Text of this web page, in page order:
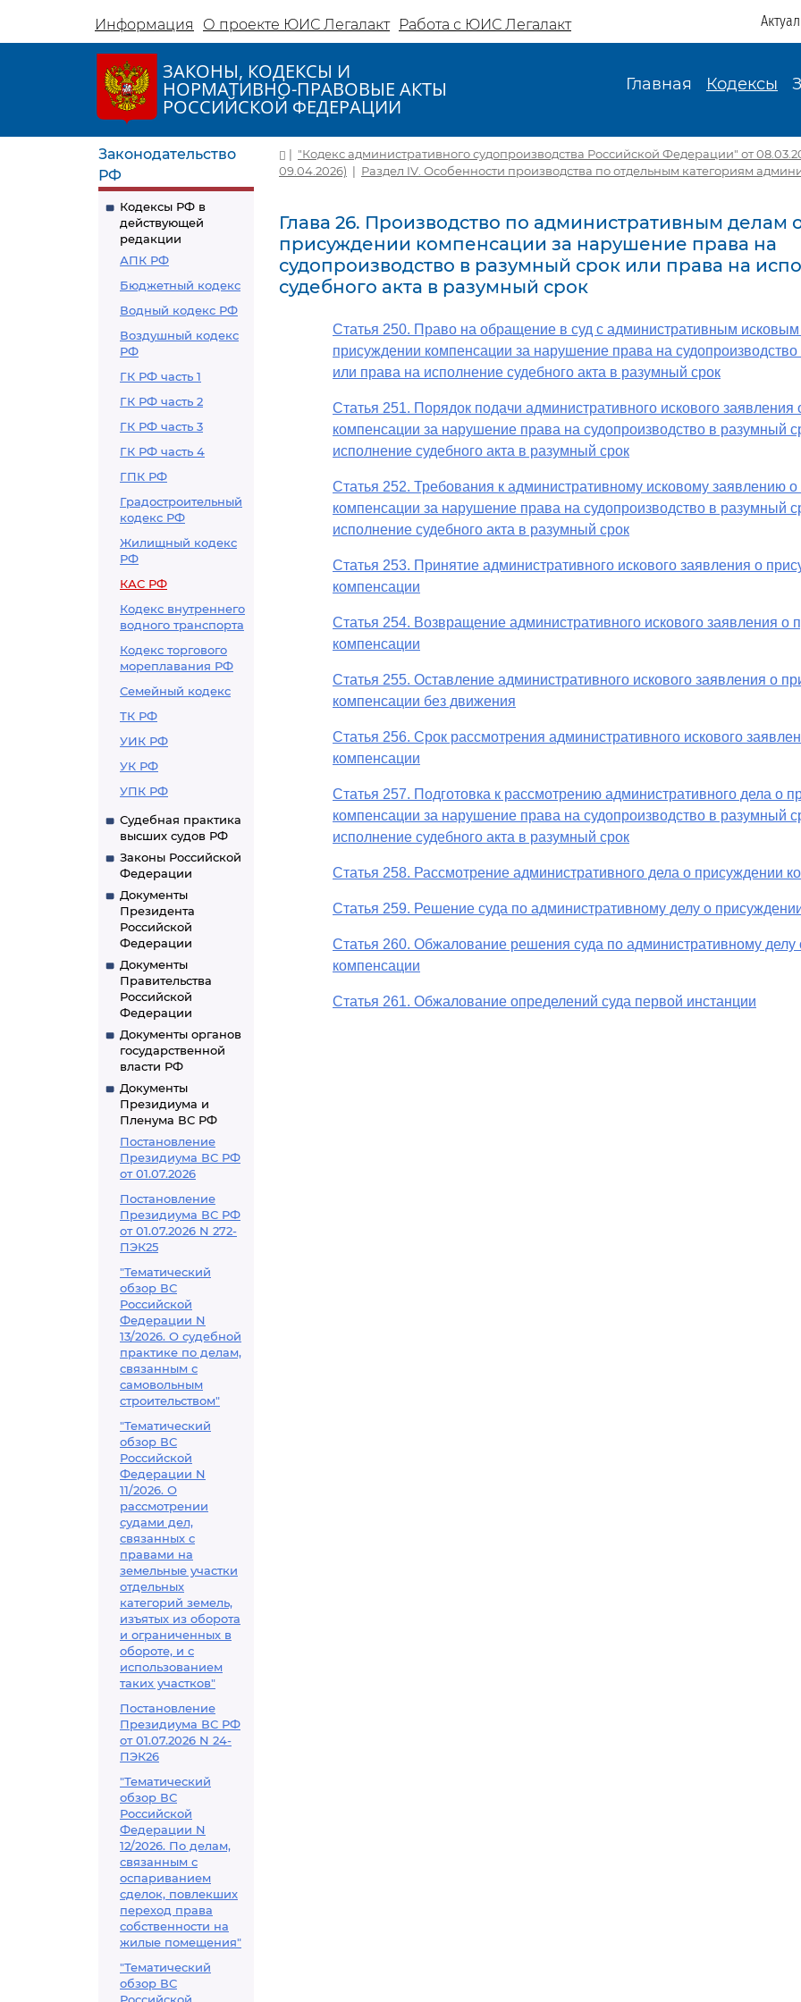
Информация О проекте ЮИС Легалакт Работа с ЮИС Легалакт
ЗАКОНЫ, КОДЕКСЫ И
НОРМАТИВНО-ПРАВОВЫЕ АКТЫ
РОССИЙСКОЙ ФЕДЕРАЦИИ
Главная Кодексы
Законодательство
РФ
Кодексы РФ в
действующей
редакции
АПК РФ
Бюджетный кодекс
Водный кодекс РФ
Воздушный кодекс
РФ
ГК РФ часть 1
ГК РФ часть 2
ГК РФ часть 3
ГК РФ часть 4
ГПК РФ
Градостроительный
кодекс РФ
Жилищный кодекс
РФ
КАС РФ
Кодекс внутреннего
водного транспорта
Кодекс торгового
мореплавания РФ
Семейный кодекс
ТК РФ
УИК РФ
УК РФ
УПК РФ
Судебная практика
высших судов РФ
Законы Российской
Федерации
Документы
Президента
Российской
Федерации
Документы
Правительства
Российской
Федерации
Документы органов
государственной
власти РФ
Документы
Президиума и
Пленума ВС РФ
Постановление
Президиума ВС РФ
от 01.07.2026
Постановление
Президиума ВС РФ
от 01.07.2026 N 272-
ПЭК25
"Тематический
обзор ВС
Российской
Федерации N
13/2026. О судебной
практике по делам,
связанным с
самовольным
строительством"
"Тематический
обзор ВС
Российской
Федерации N
11/2026. О
рассмотрении
судами дел,
связанных с
правами на
земельные участки
отдельных
категорий земель,
изъятых из оборота
и ограниченных в
обороте, и с
использованием
таких участков"
Постановление
Президиума ВС РФ
от 01.07.2026 N 24-
ПЭК26
"Тематический
обзор ВС
Российской
Федерации N
12/2026. По делам,
связанным с
оспариванием
сделок, повлекших
переход права
собственности на
жилые помещения"
"Тематический
обзор ВС
| "Кодекс административного судопроизводства Российской Федерации" от
09.04.2026) | Раздел IV. Особенности производства по отдельным категориям
Глава 26. Производство по административным делам
присуждении компенсации за нарушение права на
судопроизводство в разумный срок или права на
судебного акта в разумный срок
Статья 250. Право на обращение в суд с административным
присуждении компенсации за нарушение права на
или права на исполнение судебного акта в разумный срок
Статья 251. Порядок подачи административного искового заявления
компенсации за нарушение права на судопроизводство в разумный
исполнение судебного акта в разумный срок
Статья 252. Требования к административному исковому заявлению
компенсации за нарушение права на судопроизводство в разумный
исполнение судебного акта в разумный срок
Статья 253. Принятие административного искового заявления о
компенсации
Статья 254. Возвращение административного искового заявления о
компенсации
Статья 255. Оставление административного искового заявления о
компенсации без движения
Статья 256. Срок рассмотрения административного искового
компенсации
Статья 257. Подготовка к рассмотрению административного дела о
компенсации за нарушение права на судопроизводство в разумный
исполнение судебного акта в разумный срок
Статья 258. Рассмотрение административного дела о присуждении
Статья 259. Решение суда по административному делу о
Статья 260. Обжалование решения суда по административному делу
компенсации
Статья 261. Обжалование определений суда первой инстанции